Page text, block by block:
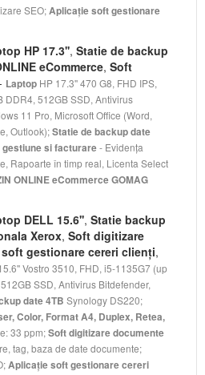
SEO;Aplicație soft gestionare
HP 17.3'', Statie de backup
eCommerce, Soft
Laptop HP 17.3'' 470 G8, FHD IPS,
DDR4, 512GB SSD, Antivirus
11 Pro, Microsoft Office (Word,
Outlook);Statie de backup date
gestiune si facturare- Evidența
Rapoarte în timp real, Licenta Select
ONLINE eCommerce GOMAG
DELL 15.6'', Statie backup
Xerox, Soft digitizare
gestionare cereri clienți,
Vostro 3510, FHD, i5-1135G7 (up
SSD, Antivirus Bitdefender,
date 4TB Synology DS220;
Color, Format A4, Duplex, Retea,
33 ppm;Soft digitizare documente
tag, baza de date documente;
Aplicație soft gestionare cereri